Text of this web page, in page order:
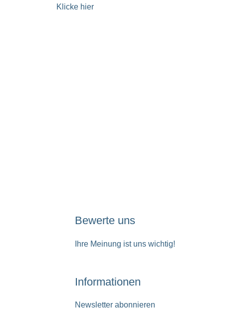
Klicke hier
Bewerte uns
Ihre Meinung ist uns wichtig!
Informationen
Newsletter abonnieren